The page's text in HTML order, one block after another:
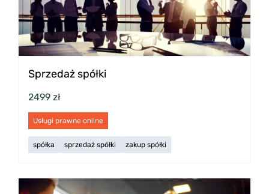
Sprzedaż spółki
2499 zł
Usługi prawne online
spółka sprzedaż spółki zakup spółki